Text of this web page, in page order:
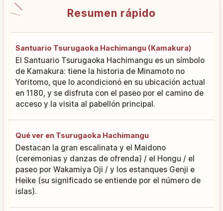
Resumen rápido
Santuario Tsurugaoka Hachimangu (Kamakura)
El Santuario Tsurugaoka Hachimangu es un símbolo
de Kamakura: tiene la historia de Minamoto no
Yoritomo, que lo acondicionó en su ubicación actual
en 1180, y se disfruta con el paseo por el camino de
acceso y la visita al pabellón principal.
Qué ver en Tsurugaoka Hachimangu
Destacan la gran escalinata y el Maidono
(ceremonias y danzas de ofrenda) / el Hongu / el
paseo por Wakamiya Oji / y los estanques Genji e
Heike (su significado se entiende por el número de
islas).